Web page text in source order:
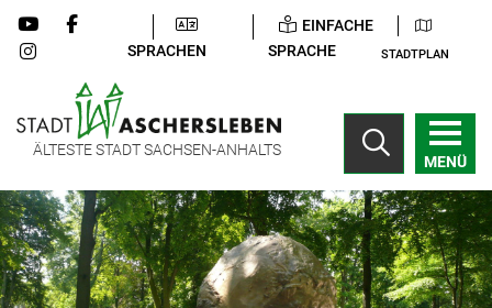
SPRACHEN
EINFACHE
SPRACHE
STADTPLAN
ÄLTESTE STADT SACHSEN-ANHALTS
MENÜ